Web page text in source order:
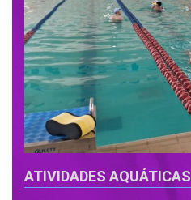
ATIVIDADES AQUÁTICAS